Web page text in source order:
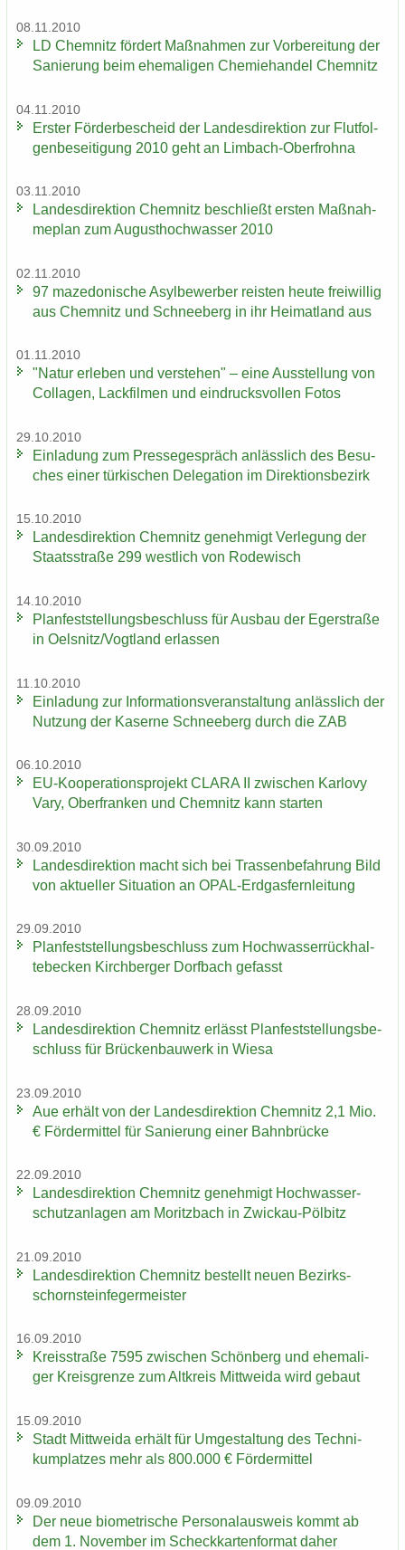
08.11.2010
LD Chem­nitz för­dert Maß­nah­men zur Vor­be­rei­tung der
Sa­nie­rung beim ehe­ma­li­gen Che­mie­han­del Chem­nitz
04.11.2010
Ers­ter För­der­be­scheid der Lan­des­di­rek­ti­on zur Flut­fol­
gen­be­sei­ti­gung 2010 geht an Limbach-​Oberfrohna
03.11.2010
Lan­des­di­rek­ti­on Chem­nitz be­schließt ers­ten Maß­nah­
me­plan zum Au­gust­hoch­was­ser 2010
02.11.2010
97 ma­ze­do­ni­sche Asyl­be­wer­ber reis­ten heute frei­wil­lig
aus Chem­nitz und Schnee­berg in ihr Hei­mat­land aus
01.11.2010
"Natur er­le­ben und ver­ste­hen" – eine Aus­stel­lung von
Col­la­gen, Lack­fil­men und ein­drucks­vol­len Fotos
29.10.2010
Ein­la­dung zum Pres­se­ge­spräch an­läss­lich des Be­su­
ches einer tür­ki­schen De­le­ga­ti­on im Di­rek­ti­ons­be­zirk
15.10.2010
Lan­des­di­rek­ti­on Chem­nitz ge­neh­migt Ver­le­gung der
Staats­stra­ße 299 west­lich von Ro­de­wisch
14.10.2010
Plan­fest­stel­lungs­be­schluss für Aus­bau der Eger­stra­ße
in Oels­nitz/Vogt­land er­las­sen
11.10.2010
Ein­la­dung zur In­for­ma­ti­ons­ver­an­stal­tung an­läss­lich der
Nut­zung der Ka­ser­ne Schnee­berg durch die ZAB
06.10.2010
EU-​Kooperationsprojekt CLARA II zwi­schen Kar­lo­vy
Vary, Ober­fran­ken und Chem­nitz kann star­ten
30.09.2010
Lan­des­di­rek­ti­on macht sich bei Tras­sen­be­fah­rung Bild
von ak­tu­el­ler Si­tua­ti­on an OPAL-​Erdgasfernleitung
29.09.2010
Plan­fest­stel­lungs­be­schluss zum Hoch­was­ser­rück­hal­
te­be­cken Kirch­ber­ger Dorf­bach ge­fasst
28.09.2010
Lan­des­di­rek­ti­on Chem­nitz er­lässt Plan­fest­stel­lungs­be­
schluss für Brü­cken­bau­werk in Wiesa
23.09.2010
Aue er­hält von der Lan­des­di­rek­ti­on Chem­nitz 2,1 Mio.
€ För­der­mit­tel für Sa­nie­rung einer Bahn­brü­cke
22.09.2010
Lan­des­di­rek­ti­on Chem­nitz ge­neh­migt Hoch­was­ser­
schutz­an­la­gen am Mo­ritz­bach in Zwickau-​Pölbitz
21.09.2010
Lan­des­di­rek­ti­on Chem­nitz be­stellt neuen Be­zirks­
schorn­stein­fe­ger­meis­ter
16.09.2010
Kreis­stra­ße 7595 zwi­schen Schön­berg und ehe­ma­li­
ger Kreis­gren­ze zum Alt­kreis Mitt­wei­da wird ge­baut
15.09.2010
Stadt Mitt­wei­da er­hält für Um­ge­stal­tung des Tech­ni­
kum­plat­zes mehr als 800.000 € För­der­mit­tel
09.09.2010
Der neue bio­me­tri­sche Per­so­nal­aus­weis kommt ab
dem 1. No­vem­ber im Scheck­kar­ten­for­mat daher